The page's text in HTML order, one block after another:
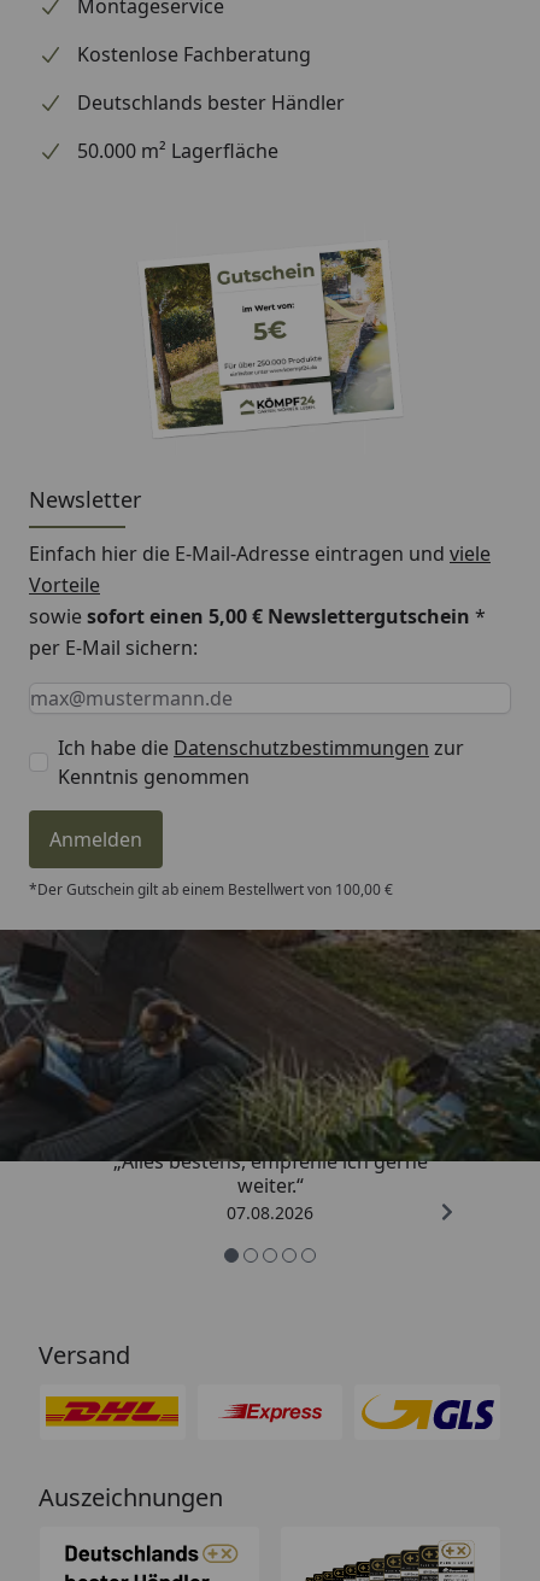
Informationen zu dem Ersatzteil geben. Es dient
lediglich dem Austausch des defekten oder fehlenden
Montageservice
Kostenlose Fachberatung
Deutschlands bester Händler
50.000 m² Lagerfläche
Newsletter
Einfach hier die E-Mail-Adresse eintragen und viele
Vorteile
sowiesofort einen 5,00 € Newslettergutschein *
per E-Mail sichern:
Keine Eingabe erforderlich
Eingabe erforderlich
E-Mail *
Ich habe die Datenschutzbestimmungen zur
Kenntnis genommen
Anmelden
*Der Gutschein gilt ab einem Bestellwert von 100,00 €
Trusted Shops
4,81/ 5
„Alles bestens, empfehle ich gerne
weiter.“
07.08.2026
Versand
Auszeichnungen